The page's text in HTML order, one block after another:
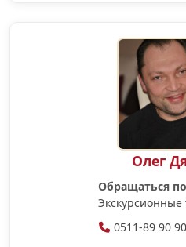
Олег
Обращаться
Экскурсионные
0511-89 90